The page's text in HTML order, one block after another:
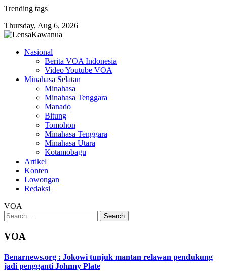
Skip
content
Trending tags
Thursday, Aug 6, 2026
Nasional
Berita VOA Indonesia
Video Youtube VOA
Minahasa Selatan
Minahasa
Minahasa Tenggara
Manado
Bitung
Tomohon
Minahasa Tenggara
Minahasa Utara
Kotamobagu
Artikel
Konten
Lowongan
Redaksi
VOA
Search
for:
VOA
Benarnews.org : Jokowi tunjuk mantan relawan pendukung
jadi pengganti Johnny Plate